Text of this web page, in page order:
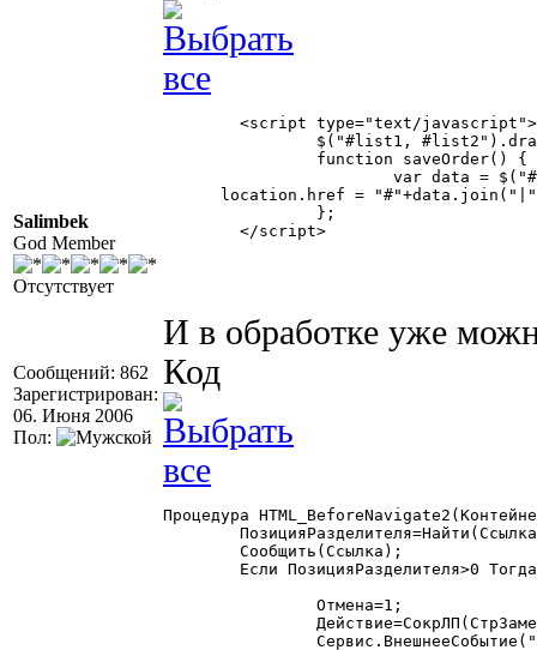
Salimbek
God Member
Отсутствует
Сообщений: 862
Зарегистрирован:
06. Июня 2006
Пол:
location.href =
И в обработке уже
Код
Процедура